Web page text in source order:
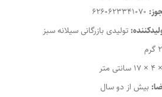
تولیدی بازرگانی سیلانه سبز
بیش از دو سال